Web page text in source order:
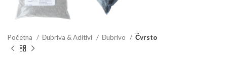
Početna Đubriva & Aditivi Đubrivo Čvrsto